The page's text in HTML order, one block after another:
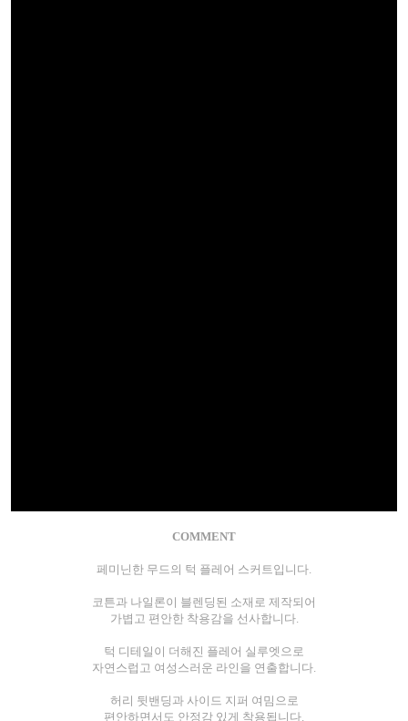
COMMENT
페미닌한 무드의 턱 플레어 스커트입니다.
코튼과 나일론이 블렌딩된 소재로 제작되어
가볍고 편안한 착용감을 선사합니다.
턱 디테일이 더해진 플레어 실루엣으로
자연스럽고 여성스러운 라인을 연출합니다.
허리 뒷밴딩과 사이드 지퍼 여밈으로
편안하면서도 안정감 있게 착용됩니다.